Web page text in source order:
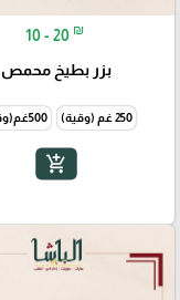
10 - 20 ₪
بزر بطيخ محمص
250 غم (وقية) 500غم(وقية)
add_shopping_cart